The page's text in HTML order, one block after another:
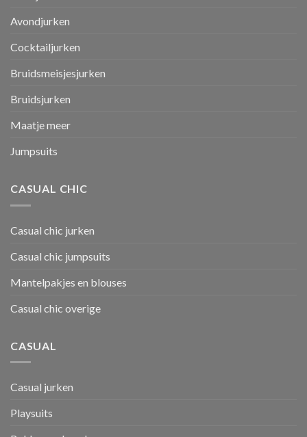
Avondjurken
Cocktailjurken
Bruidsmeisjesjurken
Bruidsjurken
Maatje meer
Jumpsuits
CASUAL CHIC
Casual chic jurken
Casual chic jumpsuits
Mantelpakjes en blouses
Casual chic overige
CASUAL
Casual jurken
Playsuits